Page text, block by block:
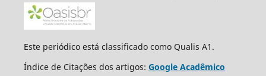
Este periódico está classificado como Qualis A1.
Índice de Citações dos artigos: Google Acadêmico